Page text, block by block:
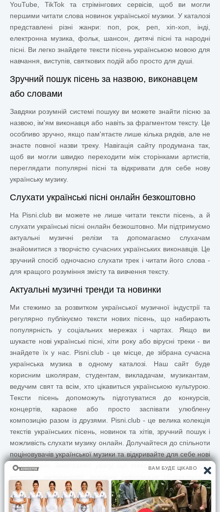
YouTube, TikTok та стрімінгових сервісів, щоб ви могли
першими читати слова новинок української музики. У каталозі
представлені різні жанри: поп, рок, реп, хіп-хоп, інді,
електронна музика, фольк, шансон, дитячі пісні та народні
пісні. Ви легко знайдете тексти пісень українською мовою для
навчання, виступів, святкових подій або просто для душі.
Зручний пошук пісень за назвою, виконавцем
або словами
Завдяки розумній системі пошуку ви можете знайти пісню за
назвою, ім'ям виконавця або навіть за фрагментом тексту. Це
особливо зручно, якщо пам'ятаєте лише кілька рядків, але не
знаєте повної назви треку. Навігація сайту продумана так,
щоб ви могли швидко переходити між сторінками артистів,
переглядати популярні пісні та відкривати для себе нову
українську музику.
Слухати українські пісні онлайн безкоштовно
На Pisni.club ви можете не лише читати тексти пісень, а й
слухати українські пісні онлайн безкоштовно. Ми підтримуємо
актуальні музичні релізи та допомагаємо слухачам
знайомитися з творчістю сучасних українських виконавців. Це
зручний спосіб одночасно слухати трек і читати його слова -
для кращого розуміння змісту та вивчення тексту.
Актуальні музичні тренди та новинки
Ми стежимо за розвитком української музичної індустрії та
регулярно публікуємо тексти нових пісень, що набирають
популярність у соціальних мережах і чартах. Якщо ви
шукаєте нові українські пісні, хіти року або вірусні треки - ви
знайдете їх у нас. Pisni.club - це місце, де зібрана сучасна
українська музика в одному каталозі. Наш сайт буде
корисним школярам, студентам, викладачам, музикантам,
ведучим свят та всім, хто цікавиться українською культурою.
Тексти пісень допоможуть підготуватися до конкурсів,
концертів, караоке або просто заспівати улюблену
композицію разом із друзями. Pisni.club- це велика колекція
текстів українських пісень, новинок та хітів, зручний пошук і
можливість слухати музику онлайн. Долучайтеся до спільноти
поціновувачів української музики та відкривайте для себе нові
пісні щодня.
Звертаємо увагу, що тексти пісень можуть
містити неточності, оскільки інформація збирається з
відкритих джерел. Якщо ви помітили помилку - повідомте
нам, і ми обов'язково її виправимо.